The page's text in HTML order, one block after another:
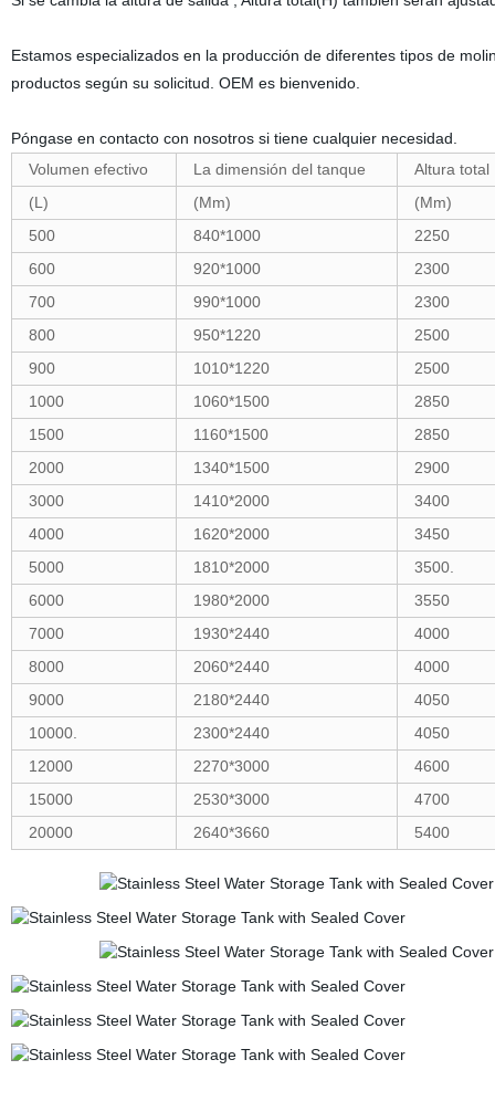
Estamos especializados en la producción de diferentes tipos de
productos según su solicitud. OEM es bienvenido.
Póngase en contacto con nosotros si tiene cualquier necesidad.
Volumen efectivo
La dimensión del tanque
Altura total
(L)
(Mm)
(Mm)
500
840*1000
2250
600
920*1000
2300
700
990*1000
2300
800
950*1220
2500
900
1010*1220
2500
1000
1060*1500
2850
1500
1160*1500
2850
2000
1340*1500
2900
3000
1410*2000
3400
4000
1620*2000
3450
5000
1810*2000
3500.
6000
1980*2000
3550
7000
1930*2440
4000
8000
2060*2440
4000
9000
2180*2440
4050
10000.
2300*2440
4050
12000
2270*3000
4600
15000
2530*3000
4700
20000
2640*3660 5400